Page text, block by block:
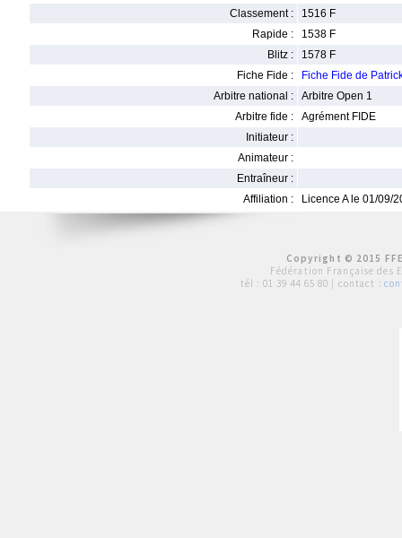
Classement :
1516 F
Rapide :
1538 F
Blitz :
1578 F
Fiche Fide :
Fiche Fide de
Arbitre national :
Arbitre Open 1
Arbitre fide :
Agrément FIDE
Initiateur :
Animateur :
Entraîneur :
Affiliation :
Licence A le 01/09/
Copyright © 2015
Fédération Française des
tél : 01 39 44 65 80 | contact :